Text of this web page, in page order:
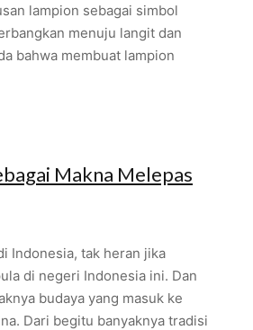
lampion sebagai simbol
menuju langit dan
bahwa membuat lampion
Makna Melepas
Indonesia, tak heran jika
di negeri Indonesia ini. Dan
budaya yang masuk ke
Dari begitu banyaknya tradisi